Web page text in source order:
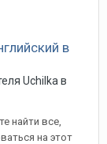
в
Uchilka в
найти все,
на этот